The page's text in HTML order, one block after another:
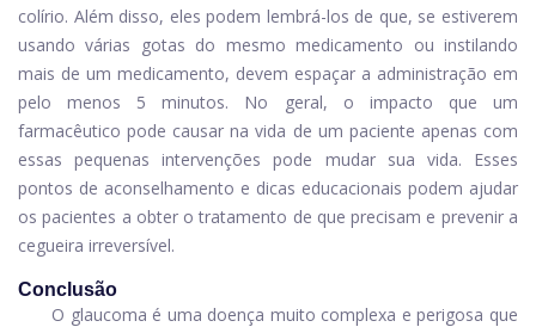
colírio. Além disso, eles podem lembrá-los de que, se estiverem
usando várias gotas do mesmo medicamento ou instilando
mais de um medicamento, devem espaçar a administração em
pelo menos 5 minutos. No geral, o impacto que um
farmacêutico pode causar na vida de um paciente apenas com
essas pequenas intervenções pode mudar sua vida. Esses
pontos de aconselhamento e dicas educacionais podem ajudar
os pacientes a obter o tratamento de que precisam e prevenir a
cegueira irreversível.
Conclusão
O glaucoma é uma doença muito complexa e perigosa que